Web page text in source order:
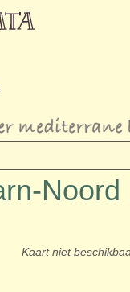
Noord
Kaart niet